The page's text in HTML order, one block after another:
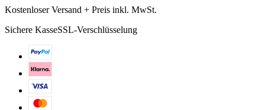
Kostenloser Versand + Preis inkl. MwSt.
Sichere KasseSSL-Verschlüsselung